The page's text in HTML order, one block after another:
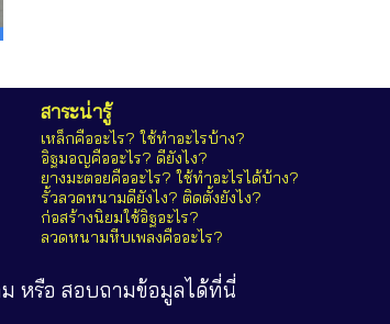
สาระน่ารู้
เหล็กคืออะไร? ใช้ทำอะไรบ้าง?
อิฐมอญคืออะไร? ดียังไง?
ยางมะตอยคืออะไร? ใช้ทำอะไรได้บ้าง?
รั้วลวดหนามดียังไง? ติดตั้งยังไง?
ก่อสร้างนิยมใช้อิฐอะไร?
ลวดหนามหีบเพลงคืออะไร?
หรือ สอบถามข้อมูลได้ที่นี่